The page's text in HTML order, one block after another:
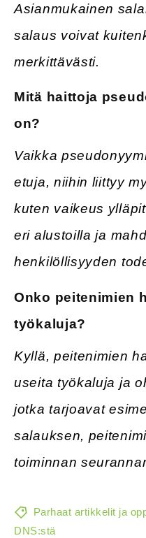
Asianmukainen
salaus voivat
merkittävästi.
Mitä haittoja
on?
Vaikka
etuja, niihin liittyy
kuten vaikeus
eri alustoilla ja
henkilöllisyyden
Onko peitenimien
työkaluja?
Kyllä, peitenimien
useita työkaluja ja
jotka tarjoavat
salauksen,
toiminnan
Parhaat artikkelit ja
DNS:stä